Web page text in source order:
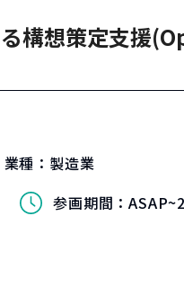
構想策定支援
業種： 製造業
参画期間：